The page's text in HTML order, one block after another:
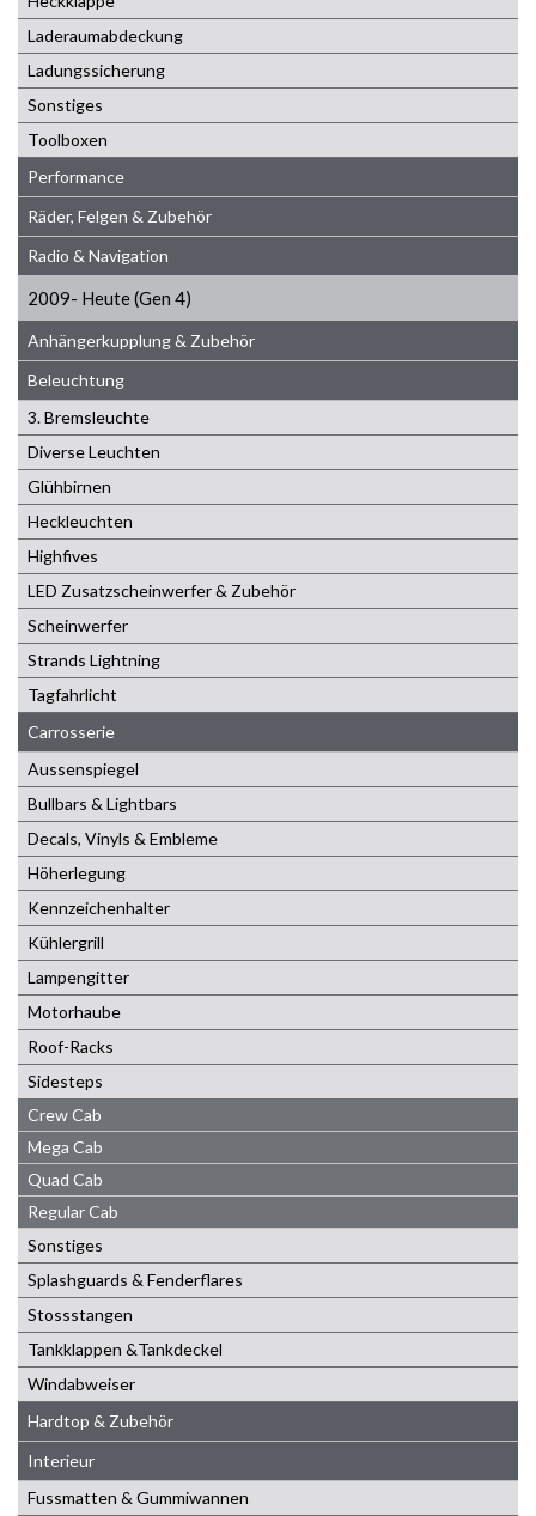
Laderaumabdeckung
Ladungssicherung
Sonstiges
Toolboxen
Performance
Räder, Felgen & Zubehör
Radio & Navigation
2009- Heute (Gen 4)
Anhängerkupplung & Zubehör
Beleuchtung
3. Bremsleuchte
Diverse Leuchten
Glühbirnen
Heckleuchten
Highfives
LED Zusatzscheinwerfer & Zubehör
Scheinwerfer
Strands Lightning
Tagfahrlicht
Carrosserie
Aussenspiegel
Bullbars & Lightbars
Decals, Vinyls & Embleme
Höherlegung
Kennzeichenhalter
Kühlergrill
Lampengitter
Motorhaube
Roof-Racks
Sidesteps
Crew Cab
Mega Cab
Quad Cab
Regular Cab
Sonstiges
Splashguards & Fenderflares
Stossstangen
Tankklappen &Tankdeckel
Windabweiser
Hardtop & Zubehör
Interieur
Fussmatten & Gummiwannen